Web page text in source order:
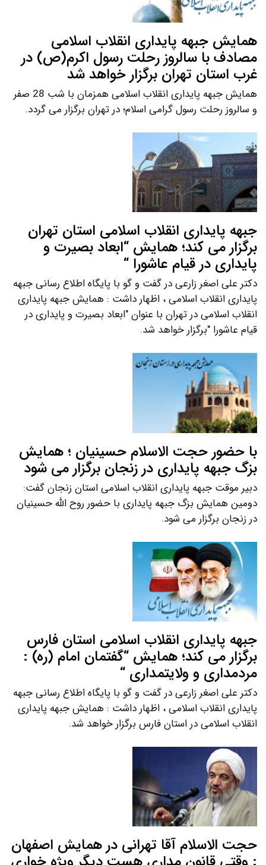
همایش جبهه پایداری انقلاب اسلامی
مصادف با سالروز رحلت رسول اکرم(ص) در
غرب استان تهران برگزار خواهد شد
همایش جبهه پایداری انقلاب اسلامی همزمان با شب 28 صفر
و سالروز رحلت رسول گرامی اسلام؛ در تهران برگزار می گردد.
جبهه پایداری انقلاب اسلامی استان تهران
برگزار می کند؛ همایش “ابعاد بصیرت و
پایداری در قیام عاشورا “
دکتر علی اصغر زارعی در گفت و گو با پایگاه اطلاع رسانی جبهه
پایداری انقلاب اسلامی ، اظهار داشت : همایش جبهه پایداری
انقلاب اسلامی در تهران با عنوان "ابعاد بصیرت و پایداری در
قیام عاشورا "برگزار خواهد شد.
با حضور حجت الاسلام حسینیان ؛ همایش
بزگ جبهه پایداری در زنجان برگزار می شود
دبیر موقت جبهه پایداری انقلاب اسلامی استان زنجان گفت:
دومین همایش بزگ جبهه پایداری با حضور روح الله حسینیان
در زنجان برگزار می شود.
جبهه پایداری انقلاب اسلامی استان فارس
برگزار می کند؛ همایش “گفتمان امام (ره) :
مردمداری و ولایتمداری “
دکتر علی اصغر زارعی در گفت و گو با پایگاه اطلاع رسانی جبهه
پایداری انقلاب اسلامی ، اظهار داشت : همایش جبهه پایداری
انقلاب اسلامی در استان فارس برگزار خواهد شد.
حجت الاسلام آقا تهرانی در همایش اصفهان